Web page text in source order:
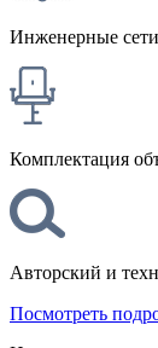
Инженерные сети
Комплектация
Авторский и
Посмотреть